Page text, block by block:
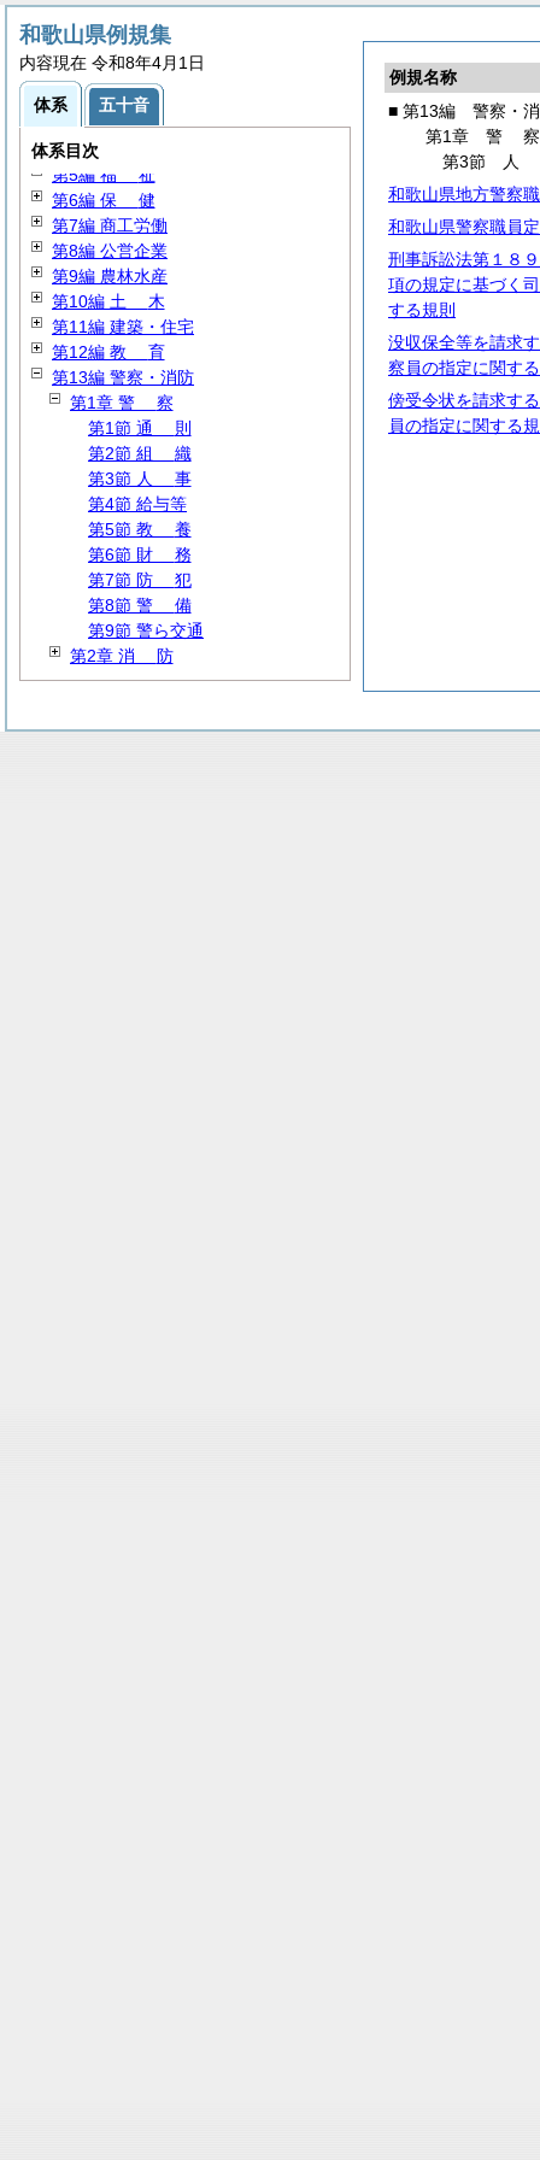
例規名称
■ 第13編 警察・
第1章 警察
第3節
人
和歌山県地方警察
和歌山県警察職員
刑事訴訟法第１８
項の規定に基づく
する規則
没収保全等を請求
察員の指定に関す
傍受令状を請求す
員の指定に関する
和歌山県例規集
内容現在 令和8年4月1日
体系 五十音
体系目次
第1編総 規
第2編 公務員
第3編財務
第4編 環境生活
第5編 福 祉
第6編 保 健
第7編 商工労働
第8編 公営企業
第9編 農林水産
第10編 土 木
第11編 建築・住宅
第12編 教 育
第13編 警察・消防
第1章 警 察
第1節 通 則
第2節 組 織
第3節 人 事
第4節 給与等
第5節 教 養
第6節 財 務
第7節 防 犯
第8節 警 備
第9節 警ら交通
第2章 消 防